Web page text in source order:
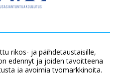
rikos- ja päihdetaustaisille,
edennyt ja joiden tavoitteena
ja avoimia työmarkkinoita.